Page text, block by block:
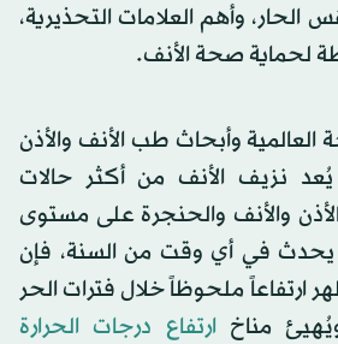
وأهم العلامات التحذيرية،
لحماية صحة الأنف.
وأبحاث طب الأنف والأذن
يُعد نزيف الأنف من أكثر حالات
والأنف والحنجرة على مستوى
يحدث في أي وقت من السنة، فإن
ارتفاعاً ملحوظاً خلال فترات الحر
مناخ ارتفاع درجات الحرارة